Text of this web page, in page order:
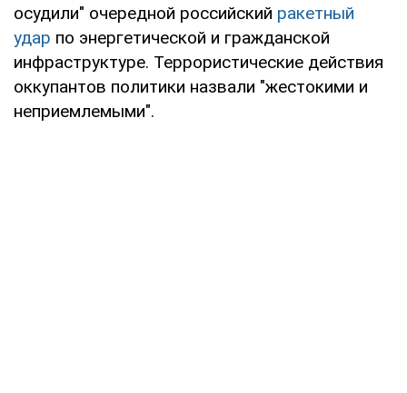
осудили" очередной российский ракетный
удар по энергетической и гражданской
инфраструктуре. Террористические действия
оккупантов политики назвали "жестокими и
неприемлемыми".